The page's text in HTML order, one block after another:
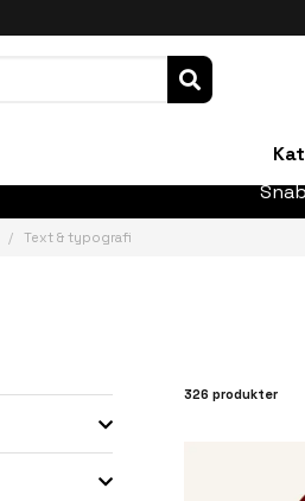
Text & typografi
326 produkter